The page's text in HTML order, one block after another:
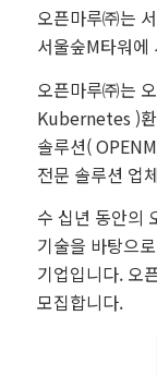
오픈마루㈜는
서울숲M타워에
오픈마루㈜는
Kubernetes )환
솔루션(
전문 솔루션 업
수 십년 동안의
기술을 바탕으
기업입니다. 오
모집합니다.